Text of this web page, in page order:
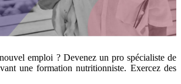
emploi ? Devenez un pro spécialiste de
une formation nutritionniste. Exercez des